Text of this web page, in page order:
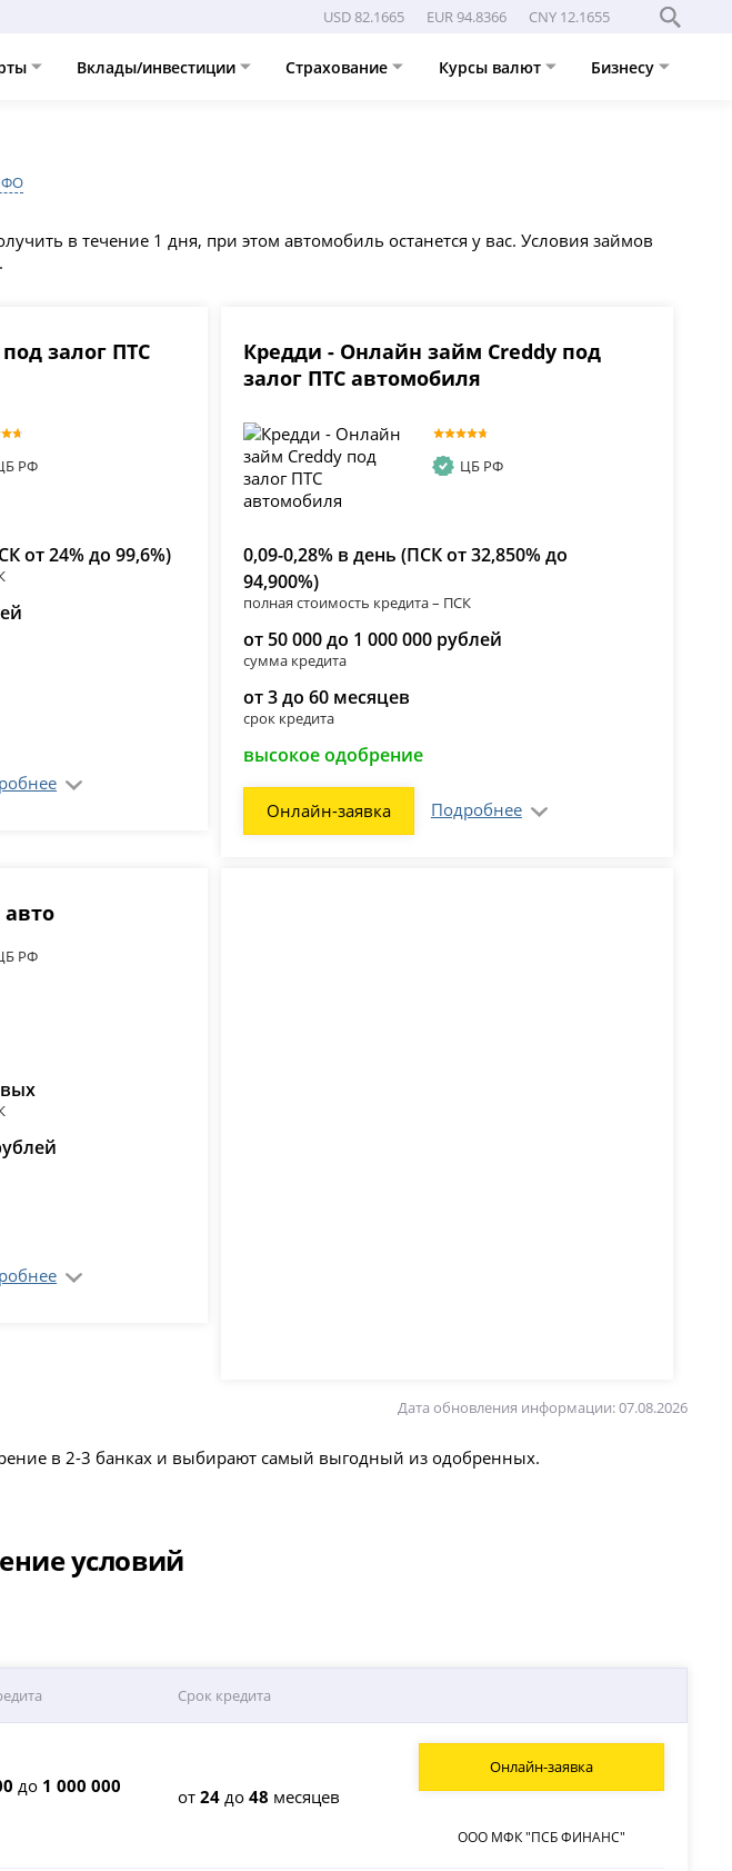
USD 82.1665 EUR 94.8366 CNY 12.1655
Вклады/инвестиции Страхование Курсы валют Бизнесу
в течение 1 дня, при этом автомобиль останется у вас. Условия займов
залог ПТС
РФ
от 24% до 99,6%)
Кредди - Онлайн займ Creddy под
залог ПТС автомобиля
ЦБ РФ
0,09-0,28% в день (ПСК от 32,850% до
94,900%)
полная стоимость кредита – ПСК
от 50 000 до 1 000 000 рублей
сумма кредита
от 3 до 60 месяцев
срок кредита
высокое одобрение
Онлайн-заявка Подробнее
РФ
Дата обновления информации: 07.08.2026
в 2-3 банках и выбирают самый выгодный из одобренных.
условий
Срок кредита
до 1 000 000
от24 до48 месяцев
ООО МФК "ПСБ ФИНАНС"
Онлайн-заявка